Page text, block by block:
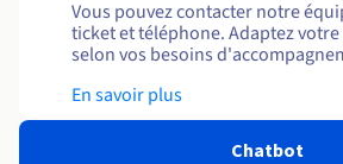
Vous pouvez contacter notre
ticket et téléphone. Adaptez
selon vos besoins
En savoir plus
Chatbot